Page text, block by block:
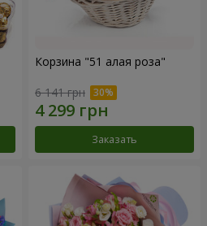
Корзина "51 алая роза"
6 141 грн
Заказать